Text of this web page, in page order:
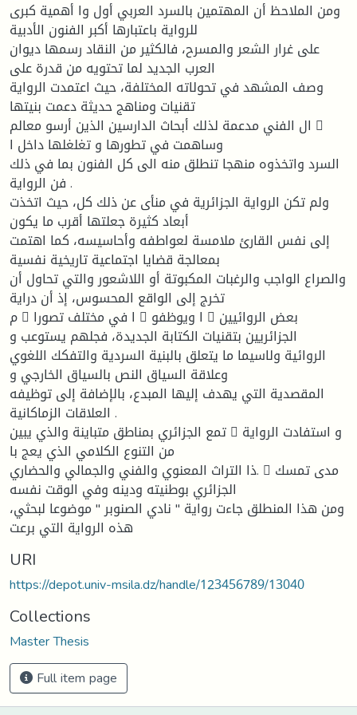
ومن الملاحظ أن المهتمين بالسرد العربي أول وا أهمية كبرى
للرواية باعتبارها أكبر الفنون الأدبية
على غرار الشعر والمسرح، فالكثير من النقاد رسمها ديوان
العرب الجديد لما تحتويه من قدرة على
وصف المشهد في تحولاته المختلفة، حيث اعتمدت الرواية
تقنيات ومناهج حديثة دعمت بنيتها
ال الفني مدعمة لذلك أبحاث الدارسين الذين أرسو معالم 􀁢
وساهمت في تطورها و تغلغلها داخل ا
السرد واتخذوه منهجا تنطلق منه الى كل الفنون بما في ذلك
فن الرواية .
ولم تكن الرواية الجزائرية في منأى عن ذلك كل، حيث اتخذت
أبعاد كثيرة جعلتها أقرب ما يكون
إلى نفس القارئ ملامسة لعواطفه وأحاسيسه، كما اهتمت
بمعالجة قضايا اجتماعية تاريخية نفسية
والصراع الواجب والرغبات المكبوتة أو اللاشعور والتي تحاول أن
تخرج إلى الواقع المحسوس، إذ أن دراية
م 􀁻 ا في مختلف تصورا 􀁺 ا ويوظفو 􀁺 بعض الروائيين
الجزائريين بتقنيات الكتابة الجديدة، فجلهم يستوعب و
الروائية ولاسيما ما يتعلق بالبنية السردية والتفكك اللغوي
وعلاقة السياق النص بالسياق الخارجي و
المقصدية التي يهدف إليها المبدع، بالإضافة إلى توظيفه
العلاقات الزماكانية .
تمع الجزائري بمناطق متباينة والذي يبين 􀁢 و استفادت الرواية
من التنوع الكلامي الذي يعج با
ذا التراث المعنوي والفني والجمالي والحضاري. 􀂆 مدى تمسك
الجزائري بوطنيته ودينه وفي الوقت نفسه
ومن هذا المنطلق جاءت رواية '' نادي الصنوبر '' موضوعا لبحثي،
هذه الرواية التي برعت
URI
https://depot.univ-msila.dz/handle/123456789/13040
Collections
Master Thesis
Full item page